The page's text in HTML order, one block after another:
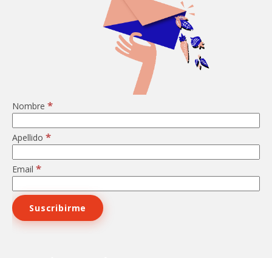
Nombre *
Apellido *
Email *